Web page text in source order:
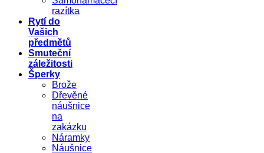
razítka
Rytí do
Vašich
předmětů
Smuteční
záležitosti
Šperky
Brože
Dřevěné
náušnice
na
zakázku
Náramky
Náušnice